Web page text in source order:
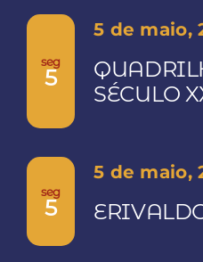
seg
5
SÉCULO
5 de maio,
seg
5
5 de maio,